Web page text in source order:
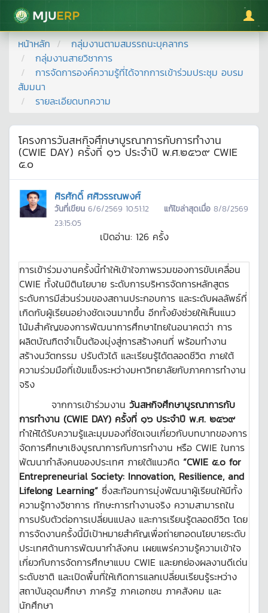
มหาวิทยาลัยแม่โจ้
หน้าหลัก
กลุ่มงานตามสมรรถนะบุคลากร
กลุ่มงานสายวิชาการ
การจัดการองค์ความรู้ที่ได้จากการเข้าร่วมประชุม อบรม
สัมมนา
รายละเอียดบทความ
โครงการวันสหกิจศึกษาบูรณาการกับการทำงาน
(CWIE DAY) ครั้งที่ ๑๖ ประจำปี พ.ศ.๒๕๖๙ CWIE
๕.๐
ศิรศักดิ์ ศศิวรรณพงศ์
วันที่เขียน 6/6/2569 10:51:12 แก้ไขล่าสุดเมื่อ 8/8/2569
23:15:05
เปิดอ่าน: 126 ครั้ง
การเข้าร่วมงานครั้งนี้ทำให้เข้าใจภาพรวมของการขับเคลื่อน
CWIE ทั้งในมิตินโยบาย ระดับการบริหารจัดการหลักสูตร
ระดับการมีส่วนร่วมของสถานประกอบการ และระดับผลลัพธ์ที่
เกิดกับผู้เรียนอย่างชัดเจนมากขึ้น อีกทั้งยังช่วยให้เห็นแนว
โน้มสำคัญของการพัฒนาการศึกษาไทยในอนาคตว่า การ
ผลิตบัณฑิตจำเป็นต้องมุ่งสู่การสร้างคนที่ พร้อมทำงาน
สร้างนวัตกรรม ปรับตัวได้ และเรียนรู้ได้ตลอดชีวิต ภายใต้
ความร่วมมือที่เข้มแข็งระหว่างมหาวิทยาลัยกับภาคการทำงาน
จริง
จากการเข้าร่วมงาน วันสหกิจศึกษาบูรณาการกับ
การทำงาน (CWIE DAY) ครั้งที่ ๑๖ ประจำปี พ.ศ. ๒๕๖๙
ทำให้ได้รับความรู้และมุมมองที่ชัดเจนเกี่ยวกับบทบาทของการ
จัดการศึกษาเชิงบูรณาการกับการทำงาน หรือ CWIE ในการ
พัฒนากำลังคนของประเทศ ภายใต้แนวคิด “CWIE ๕.๐ for
Entrepreneurial Society: Innovation, Resilience, and
Lifelong Learning” ซึ่งสะท้อนการมุ่งพัฒนาผู้เรียนให้มีทั้ง
ความรู้ทางวิชาการ ทักษะการทำงานจริง ความสามารถใน
การปรับตัวต่อการเปลี่ยนแปลง และการเรียนรู้ตลอดชีวิต โดย
การจัดงานครั้งนี้มีเป้าหมายสำคัญเพื่อถ่ายทอดนโยบายระดับ
ประเทศด้านการพัฒนากำลังคน เผยแพร่ความรู้ความเข้าใจ
เกี่ยวกับการจัดการศึกษาแบบ CWIE และยกย่องผลงานดีเด่น
ระดับชาติ และเปิดพื้นที่ให้เกิดการแลกเปลี่ยนเรียนรู้ระหว่าง
สถาบันอุดมศึกษา ภาครัฐ ภาคเอกชน ภาคสังคม และ
นักศึกษา